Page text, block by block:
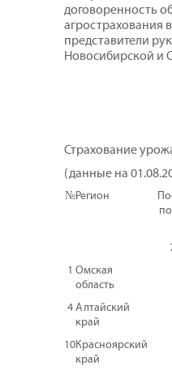
договоренность
агрострахования
представители
Новосибирской и
Страхование
(данные на
№Регион
1 Омская
область
4 Алтайский
край
10Красноярский
край